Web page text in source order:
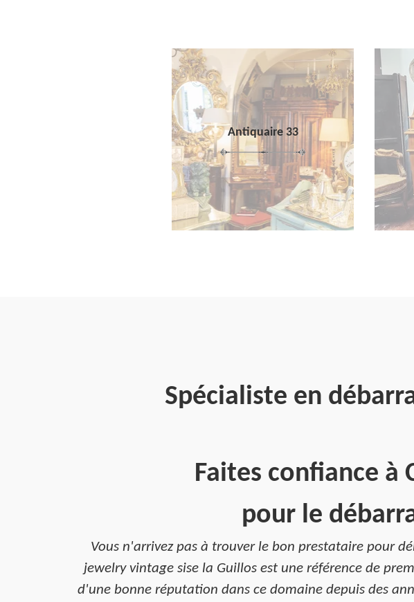
Antiquaire 33
Spécialiste en
Faites confiance
pour le
Vous n'arrivez pas à trouver le bon prestataire pour
jewelry vintage sise la Guillos est une référence de
d'une bonne réputation dans ce domaine depuis des